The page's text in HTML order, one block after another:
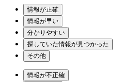
情報が正確
情報が早い
分かりやすい
探していた情報が見つかった
その他
情報が不正確